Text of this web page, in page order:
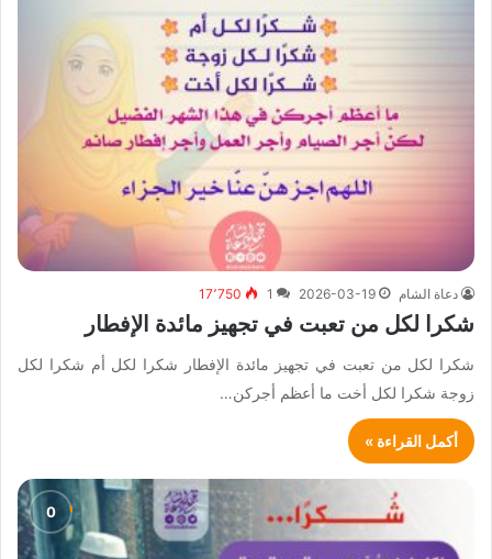
دعاة الشام 2026-03-19
1 17٬750
شكرا لكل من تعبت في تجهيز مائدة الإفطار
شكرا لكل من تعبت في تجهيز مائدة الإفطار شكرا لكل أم شكرا لكل
زوجة شكرا لكل أخت ما أعظم أجركن…
أكمل القراءة »